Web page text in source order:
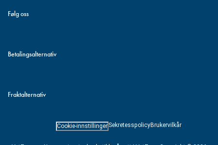
Følg oss
Betalingsalternativ
Fraktalternativ
Cookie-innstillinger SekretesspolicyBrukervilkår